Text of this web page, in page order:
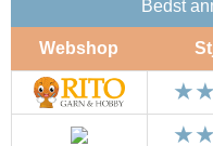
Bedst
Webshop